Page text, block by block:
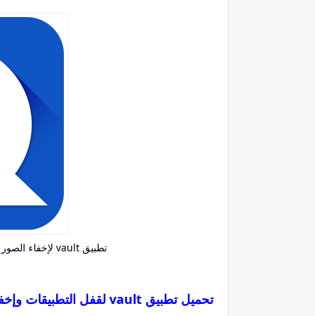
تطبيق vault لإخفاء الصور والسائل والفيديو وجهات الاتصال للأندرويد مجان
تحميل تطبيق vault لقفل التطبيقات وإخفاء الصور والرسائل والفيديو وجهات الاتصال للأندرويد مجانا